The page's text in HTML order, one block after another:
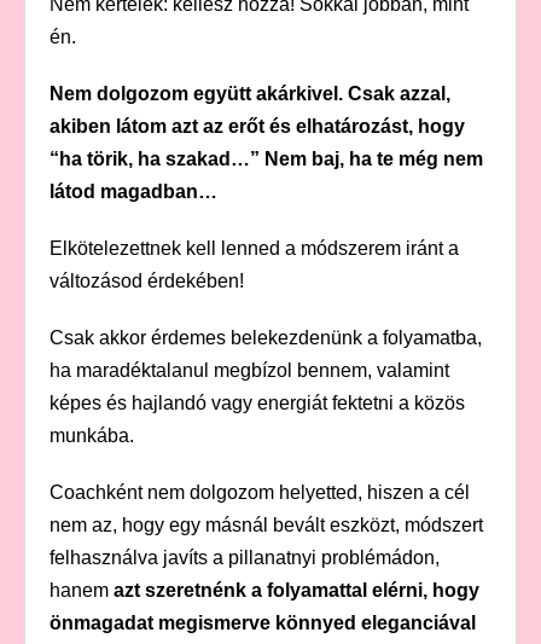
Nem kertelek: kellesz hozzá! Sokkal jobban, mint
én.
Nem dolgozom együtt akárkivel. Csak azzal,
akiben látom azt az erőt és elhatározást, hogy
“ha törik, ha szakad…” Nem baj, ha te még nem
látod magadban…
Elkötelezettnek kell lenned a módszerem iránt a
változásod érdekében!
Csak akkor érdemes belekezdenünk a folyamatba,
ha maradéktalanul megbízol bennem, valamint
képes és hajlandó vagy energiát fektetni a közös
munkába.
Coachként nem dolgozom helyetted, hiszen a cél
nem az, hogy egy másnál bevált eszközt, módszert
felhasználva javíts a pillanatnyi problémádon,
hanem azt szeretnénk a folyamattal elérni, hogy
önmagadat megismerve könnyed eleganciával